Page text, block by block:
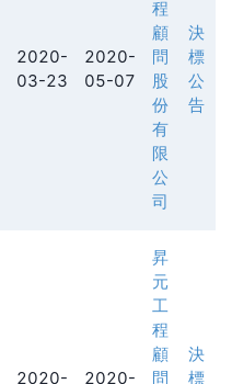
2020-
03-23
2020-
05-07
程
顧
問
股
份
有
限
公
司
決
標
公
告
2020-
2020-
昇
元
工
程
顧
問
決
標